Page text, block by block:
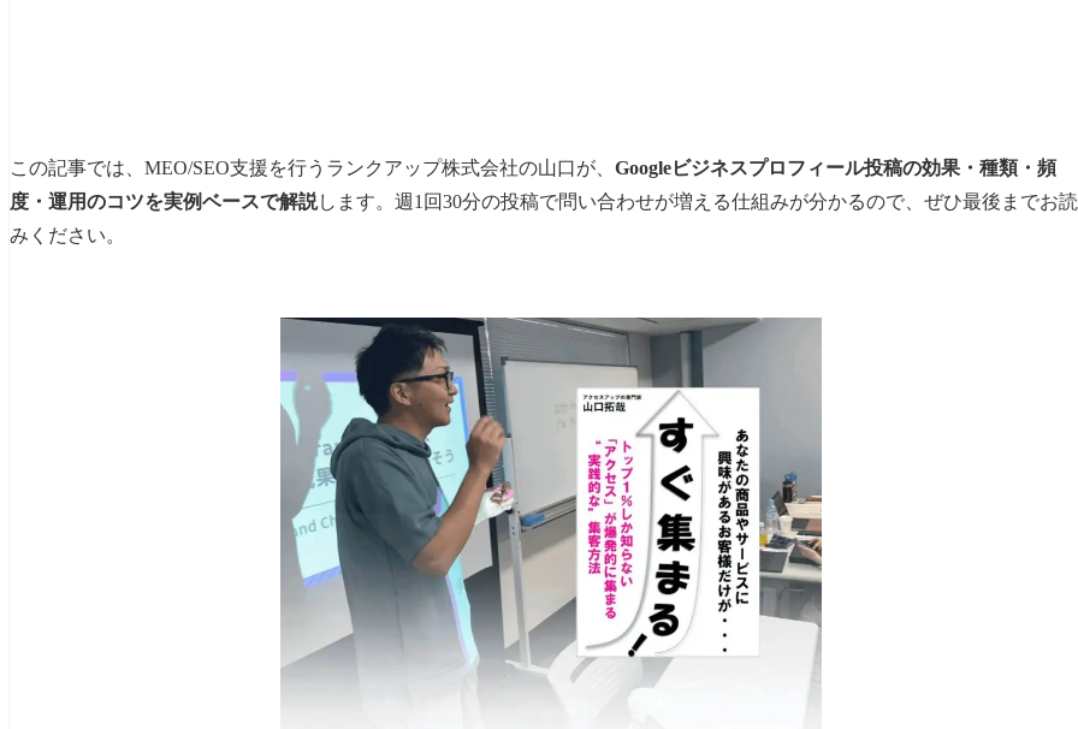
この記事では、MEO/SEO支援を行うランクアップ株式会社の山口が、 Googleビジネスプロフィール投稿の効果・種類・頻
度・運用のコツを実例ベースで解説します。週1回30分の投稿で問い合わせが増える仕組みが分かるので、ぜひ最後までお読
みください。